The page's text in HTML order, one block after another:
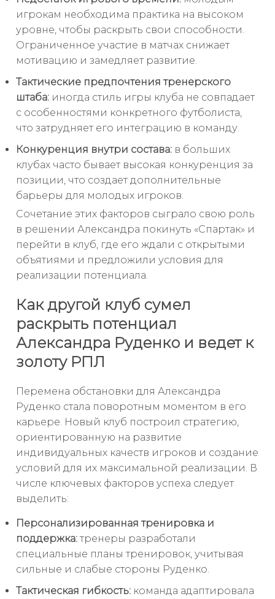
игрокам необходима практика на высоком
уровне, чтобы раскрыть свои способности.
Ограниченное участие в матчах снижает
мотивацию и замедляет развитие.
Тактические предпочтения тренерского
штаба: иногда стиль игры клуба не совпадает
с особенностями конкретного футболиста,
что затрудняет его интеграцию в команду.
Конкуренция внутри состава: в больших
клубах часто бывает высокая конкуренция за
позиции, что создает дополнительные
барьеры для молодых игроков.
Сочетание этих факторов сыграло свою роль
в решении Александра покинуть «Спартак» и
перейти в клуб, где его ждали с открытыми
объятиями и предложили условия для
реализации потенциала.
Как другой клуб сумел
раскрыть потенциал
Александра Руденко и ведет к
золоту РПЛ
Перемена обстановки для Александра
Руденко стала поворотным моментом в его
карьере. Новый клуб построил стратегию,
ориентированную на развитие
индивидуальных качеств игроков и создание
условий для их максимальной реализации. В
числе ключевых факторов успеха следует
выделить:
Персонализированная тренировка и
поддержка:тренеры разработали
специальные планы тренировок, учитывая
сильные и слабые стороны Руденко.
Тактическая гибкость: команда адаптировала